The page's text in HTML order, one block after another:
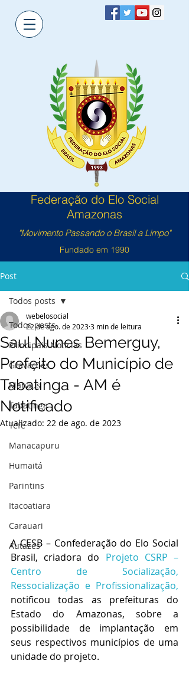
Federação do Elo Social
Amazonas
"Movimento Passando o Brasil a Limpo"
Fundado em 1990
Post
Todos posts
Principais Notícias
Gravações
Manaus
Tabatinga
Tefé
Manacapuru
Humaitá
Parintins
Itacoatiara
Carauari
Autazes
Todos posts
Saul Nunes Bemerguy,
Prefeito do Município de
Tabatinga - AM é
Notificado
webelosocial
22 de ago. de 20233 min de leitura
Atualizado: 22 de ago. de 2023
A CESB – Confederação do Elo Social
Brasil, criadora do Projeto CSRP –
Centro de Socialização,
Ressocialização e Profissionalização,
notificou todas as prefeituras do
Estado do Amazonas, sobre a
possibilidade de implantação em
seus respectivos municípios de uma
unidade do projeto.